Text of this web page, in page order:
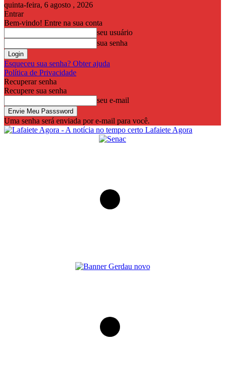
quinta-feira, 6 agosto , 2026
Entrar
Bem-vindo! Entre na sua conta
seu usuário
sua senha
Esqueceu sua senha? Obter ajuda
Política de Privacidade
Recuperar senha
Recupere sua senha
seu e-mail
Uma senha será enviada por e-mail para você.
Lafaiete Agora